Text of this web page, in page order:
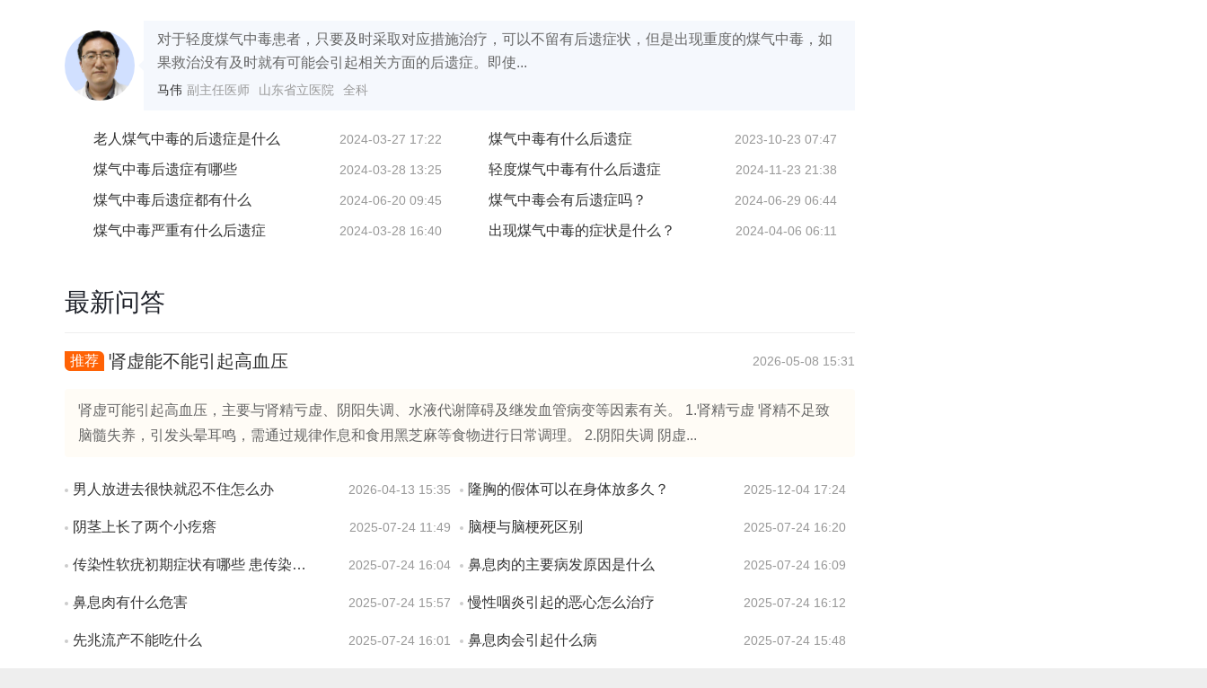
对于轻度煤气中毒患者，只要及时采取对应措施治疗，可以不留有后遗症状，但是出现重度的煤气中毒，如
果救治没有及时就有可能会引起相关方面的后遗症。即使...
马伟 副主任医师 山东省立医院 全科
老人煤气中毒的后遗症是什么 2024-03-27 17:22 煤气中毒有什么后遗症 2023-10-23 07:47
煤气中毒后遗症有哪些 2024-03-28 13:25 轻度煤气中毒有什么后遗症 2024-11-23 21:38
煤气中毒后遗症都有什么 2024-06-20 09:45 煤气中毒会有后遗症吗？ 2024-06-29 06:44
煤气中毒严重有什么后遗症 2024-03-28 16:40 出现煤气中毒的症状是什么？ 2024-04-06 06:11
最新问答
推荐 肾虚能不能引起高血压 2026-05-08 15:31
肾虚可能引起高血压，主要与肾精亏虚、阴阳失调、水液代谢障碍及继发血管病变等因素有关。 1.肾精亏虚 肾精不足致
脑髓失养，引发头晕耳鸣，需通过规律作息和食用黑芝麻等食物进行日常调理。 2.阴阳失调 阴虚...
男人放进去很快就忍不住怎么办 2026-04-13 15:35 隆胸的假体可以在身体放多久？ 2025-12-04 17:24
阴茎上长了两个小疙瘩 2025-07-24 11:49 脑梗与脑梗死区别 2025-07-24 16:20
传染性软疣初期症状有哪些 患传染性软疣会有疼痛感吗 2025-07-24 16:04 鼻息肉的主要病发原因是什么 2025-07-24 16:09
鼻息肉有什么危害 2025-07-24 15:57 慢性咽炎引起的恶心怎么治疗 2025-07-24 16:12
先兆流产不能吃什么 2025-07-24 16:01 鼻息肉会引起什么病 2025-07-24 15:48